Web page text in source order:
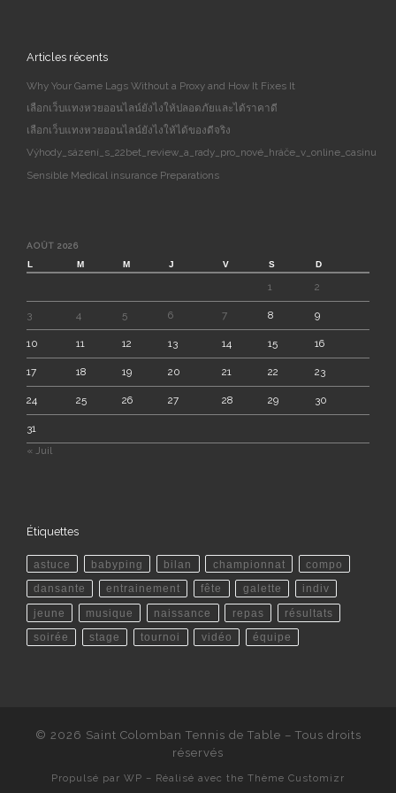
Articles récents
Why Your Game Lags Without a Proxy and How It Fixes It
เลือกเว็บแทงหวยออนไลน์ยังไงให้ปลอดภัยและได้ราคาดี
เลือกเว็บแทงหวยออนไลน์ยังไงให้ได้ของดีจริง
Výhody_sázení_s_22bet_review_a_rady_pro_nové_hráče_v_online_casinu
Sensible Medical insurance Preparations
AOÛT 2026
L
M M J V S D
1 2
3 4 5 6 7 8 9
10 11 12 13 14 15 16
17 18 19 20 21 22 23
24 25 26 27 28 29 30
31
« Juil
Étiquettes
astuce babyping bilan championnat compo
dansante entrainement fête galette indiv
jeune musique naissance repas résultats
soirée stage tournoi vidéo équipe
© 2026 Saint Colomban Tennis de Table – Tous droits
réservés
Propulsé par WP – Réalisé avec the Thème Customizr